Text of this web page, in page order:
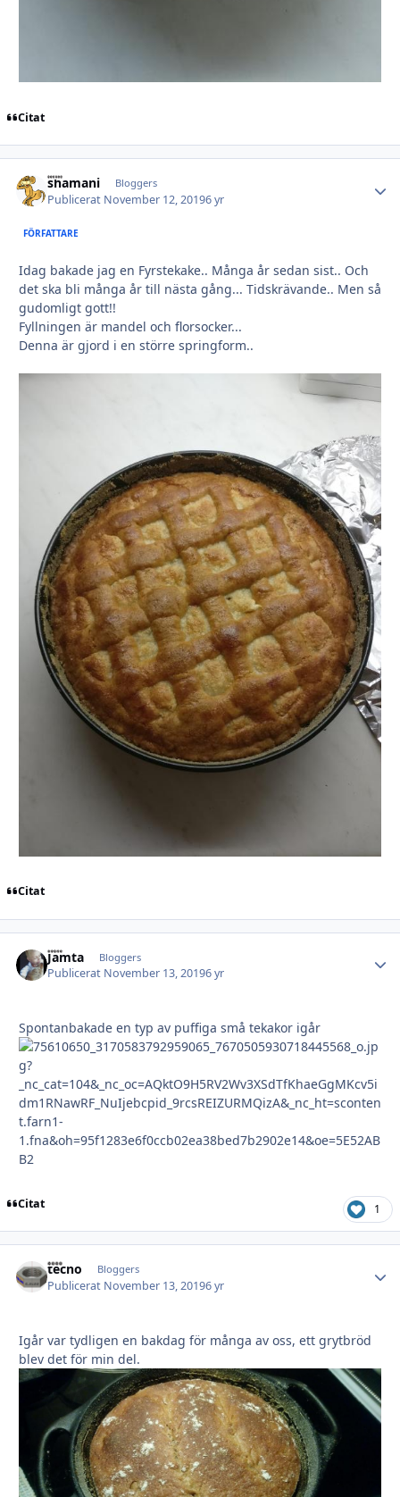
Citat
shamani Bloggers
Publicerat November 12, 20196 yr
FÖRFATTARE
Idag bakade jag en Fyrstekake.. Många år sedan sist.. Och
det ska bli många år till nästa gång... Tidskrävande.. Men så
gudomligt gott!!
Fyllningen är mandel och florsocker...
Denna är gjord i en större springform..
Citat
Jämta Bloggers
Publicerat November 13, 20196 yr
Spontanbakade en typ av puffiga små tekakor igår
Citat 1
tecno Bloggers
Publicerat November 13, 20196 yr
Igår var tydligen en bakdag för många av oss, ett grytbröd
blev det för min del.